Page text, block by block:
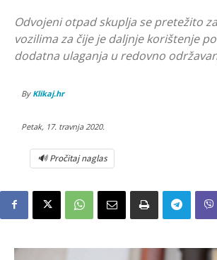
Odvojeni otpad skuplja se pretežito
vozilima za čije je daljnje korištenje
dodatna ulaganja u redovno
By Klikaj.hr
Petak, 17. travnja 2020.
🔊 Pročitaj naglas